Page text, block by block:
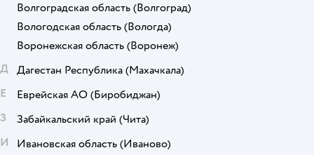
Волгоградская область (Волгоград)
Вологодская область (Вологда)
Воронежская область (Воронеж)
Д Дагестан Республика (Махачкала)
Е
Еврейская АО (Биробиджан)
З
Забайкальский край (Чита)
И
Ивановская область (Иваново)